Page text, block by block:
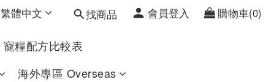
繁體中文 找商品 會員登入 購物車(0)
寵糧配方比較表
海外專區 Overseas